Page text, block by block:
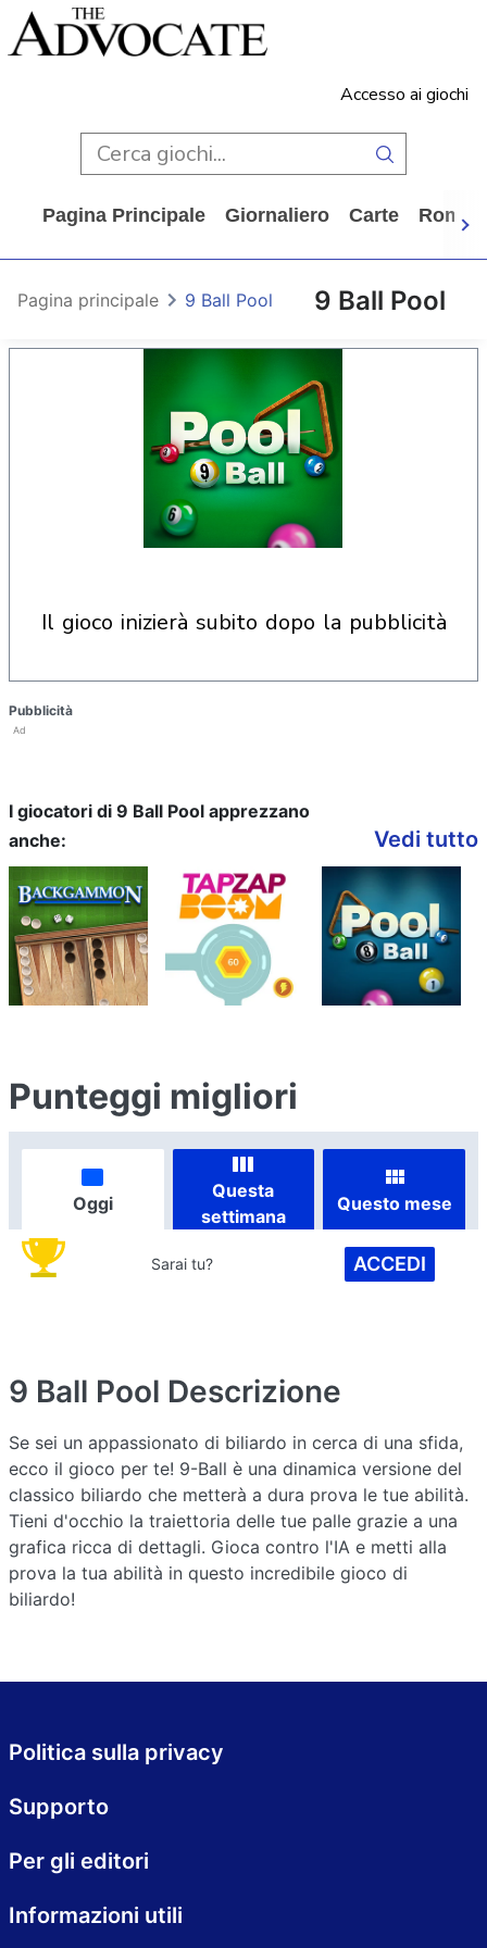
Accesso ai giochi
Pagina Principale Giornaliero Carte
9 Ball Pool
Pagina principale 9 Ball Pool
il gioco inizierà subito dopo la pubblicità
Pubblicità
Ad
I giocatori di 9 Ball Pool apprezzano
anche:
Vedi tutto
Punteggi migliori
Oggi
Questa
settimana
Questo mese
Sarai tu? ACCEDI
9 Ball Pool Descrizione
Se sei un appassionato di biliardo in cerca di una sfida,
ecco il gioco per te! 9-Ball è una dinamica versione del
classico biliardo che metterà a dura prova le tue abilità.
Tieni d'occhio la traiettoria delle tue palle grazie a una
grafica ricca di dettagli. Gioca contro l'IA e metti alla
prova la tua abilità in questo incredibile gioco di
biliardo!
Politica sulla privacy
Supporto
Per gli editori
Informazioni utili